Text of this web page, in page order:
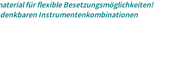
für flexible Besetzungsmöglichkeiten!
Instrumentenkombinationen